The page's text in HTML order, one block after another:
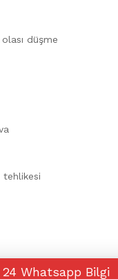
düşme
tehlikesi
Whatsapp Bilgi